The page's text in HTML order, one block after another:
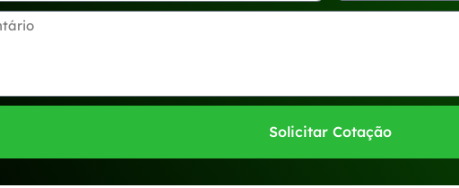
Solicitar Cotação